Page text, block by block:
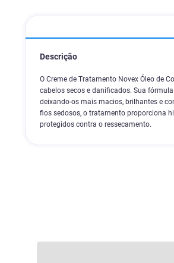
Descrição
O Creme de Tratamento Novex Óleo de
cabelos secos e danificados. Sua
deixando-os mais macios, brilhantes e
fios sedosos, o tratamento proporciona
protegidos contra o ressecamento.